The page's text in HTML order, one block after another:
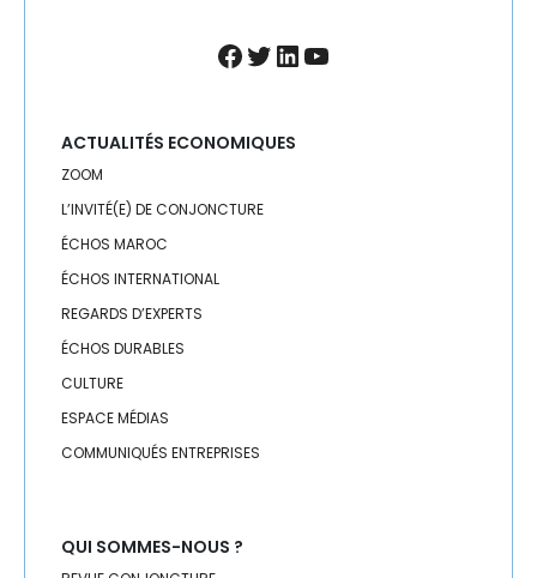
Facebook
Twitter
LinkedIn
YouTube
ACTUALITÉS ECONOMIQUES
ZOOM
L’INVITÉ(E) DE CONJONCTURE
ÉCHOS MAROC
ÉCHOS INTERNATIONAL
REGARDS D’EXPERTS
ÉCHOS DURABLES
CULTURE
ESPACE MÉDIAS
COMMUNIQUÉS ENTREPRISES
QUI SOMMES-NOUS ?